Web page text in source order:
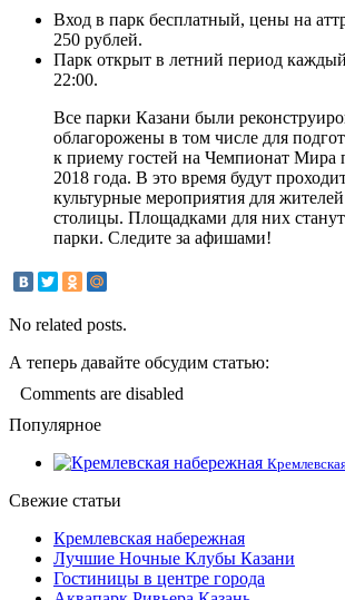
Вход в парк бесплатный, цены на
250 рублей.
Парк открыт в летний период
22:00.
Все парки Казани были
облагорожены в том числе для
к приему гостей на Чемпионат Мира
2018 года. В это время будут
культурные мероприятия для
столицы. Площадками для них
парки. Следите за афишами!
No related posts.
А теперь давайте обсудим статью:
Comments are disabled
Популярное
Свежие статьи
Кремлевская набережная
Лучшие Ночные Клубы Казани
Гостиницы в центре города